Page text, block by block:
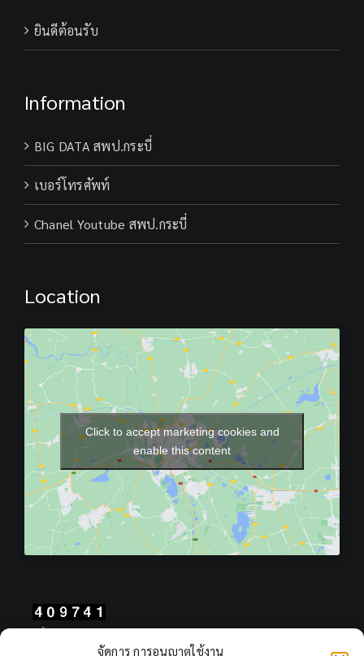
จัดการ การอนุญาตใช้งาน
ยินดีต้อนรับ
Information
BIG DATA สพป.กระบี่
เบอร์โทรศัพท์
Chanel Youtube สพป.กระบี่
Location
Click to accept marketing cookies and
enable this content